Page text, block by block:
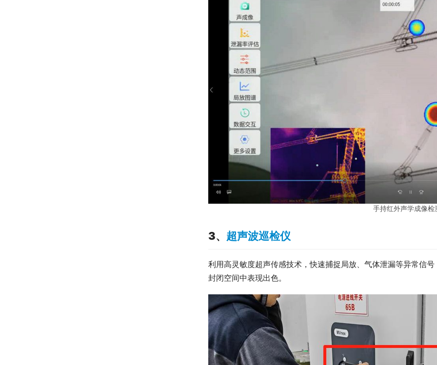
手持红外声学成像检
3、 超声波巡检仪
利用高灵敏度超声传感技术，快速捕捉局放、气体泄漏等异常信
封闭空间中表现出色。